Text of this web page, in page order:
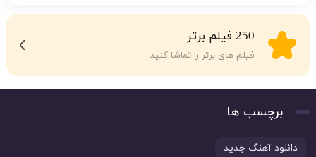
250 فیلم برتر
فیلم های برتر را تماشا کنید
برچسب ها
دانلود آهنگ جدید